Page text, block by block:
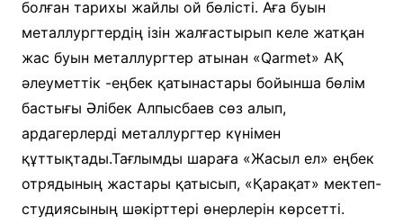
болған тарихы жайлы ой бөлісті. Аға буын
металлургтердің ізін жалғастырып келе жатқан
жас буын металлургтер атынан «Qarmet» АҚ
әлеуметтік -еңбек қатынастары бойынша бөлім
бастығы Әлібек Алпысбаев сөз алып,
ардагерлерді металлургтер күнімен
құттықтады.Тағлымды шараға «Жасыл ел» еңбек
отрядының жастары қатысып, «Қарақат» мектеп-
студиясының шәкірттері өнерлерін көрсетті.